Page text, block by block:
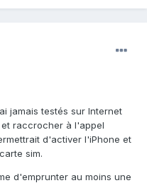
jamais testés sur Internet
raccrocher à l'appel
d'activer l'iPhone et
sim.
d'emprunter au moins une